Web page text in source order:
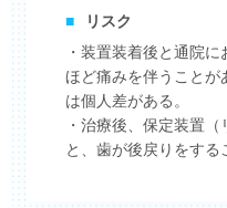
■
リスク
・装置装着後と通院
ほど痛みを伴うことが
は個人差がある。
・治療後、保定装置
と、歯が後戻りをする